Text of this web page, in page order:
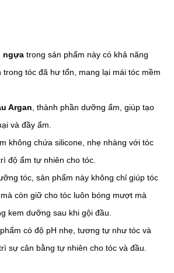
ngựa trong sản phẩm này có khả năng
trong tóc đã hư tổn, mang lại mái tóc mềm
Argan , thành phần dưỡng ẩm, giúp tạo
và đầy ẩm.
không chứa silicone, nhẹ nhàng với tóc
độ ẩm tự nhiên cho tóc.
tóc, sản phẩm này không chỉ giúp tóc
còn giữ cho tóc luôn bóng mượt mà
kem dưỡng sau khi gội đầu.
có độ pH nhẹ, tương tự như tóc và
sự cân bằng tự nhiên cho tóc và đầu.